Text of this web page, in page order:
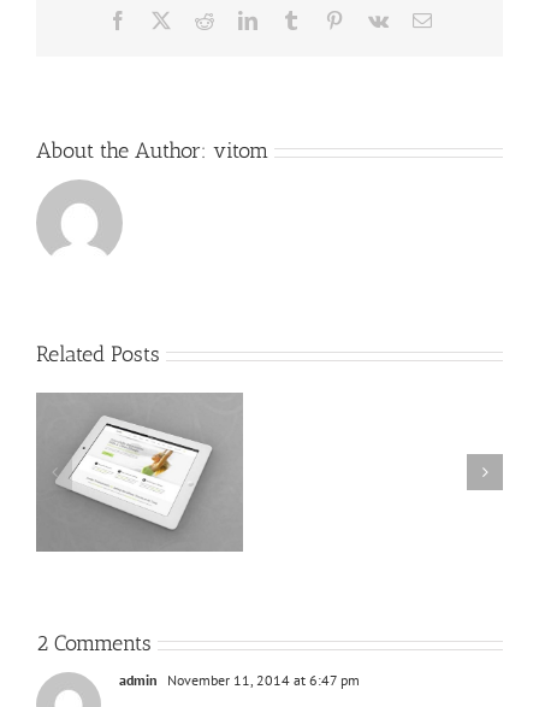
Facebook RedditLinkedInTumblr Pinterest
Vk Email
About the Author: vitom
Related Posts
2 Comments
admin November 11, 2014 at 6:47 pm